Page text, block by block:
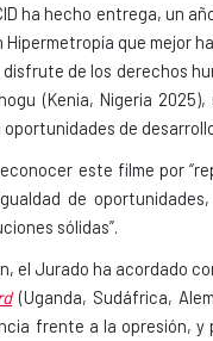
ha hecho entrega, un
Hipermetropía que mejor
de los derechos
(Kenia, Nigeria
de
este filme por
de
sólidas”.
el Jurado ha acordado
(Uganda, Sudáfrica,
frente a la opresión, y